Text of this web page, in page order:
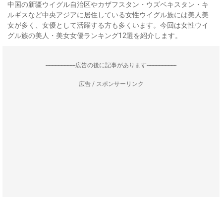
中国の新疆ウイグル自治区やカザフスタン・ウズベキスタン・キ
ルギスなど中央アジアに居住している女性ウイグル族には美人美
女が多く、女優として活躍する方も多くいます。今回は女性ウイ
グル族の美人・美女女優ランキング12選を紹介します。
--------------------広告の後に記事があります--------------------
広告 / スポンサーリンク